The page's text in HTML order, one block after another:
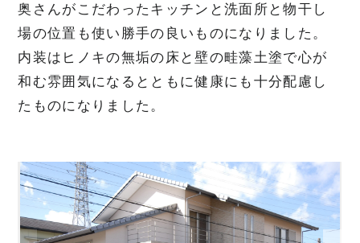
奥さんがこだわったキッチンと洗面所と物干し
場の位置も使い勝手の良いものになりました。
内装はヒノキの無垢の床と壁の畦藻土塗で心が
和む雰囲気になるとともに健康にも十分配慮し
たものになりました。